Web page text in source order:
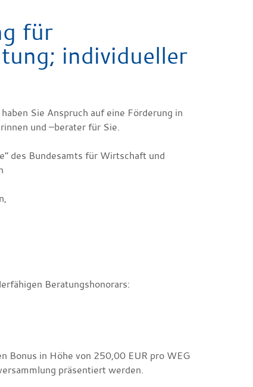
für
individueller
Sie Anspruch auf eine Förderung in
und –berater für Sie.
des Bundesamts für Wirtschaft und
Beratungshonorars:
Bonus in Höhe von 250,00 EUR pro WEG
präsentiert werden.